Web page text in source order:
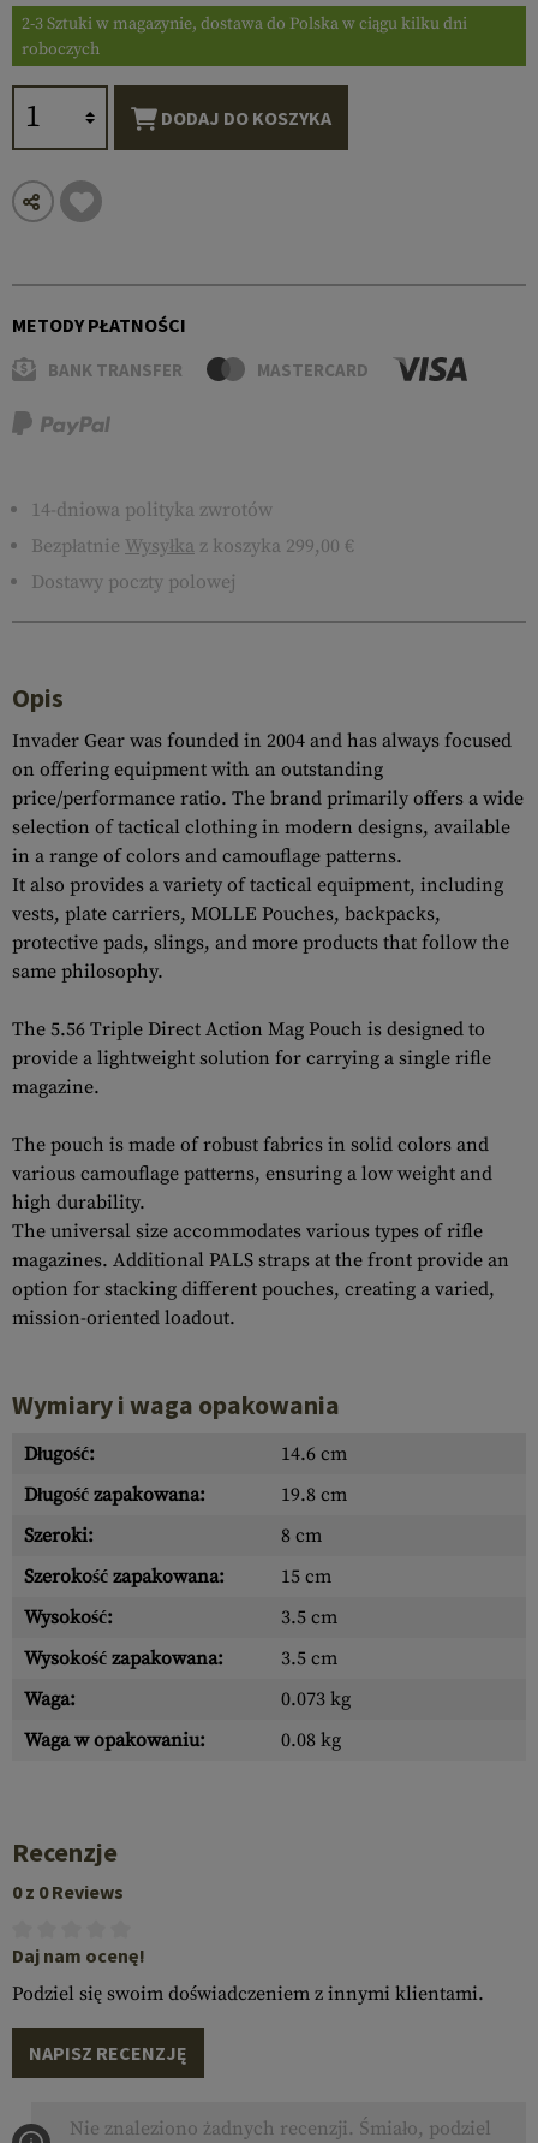
2-3 Sztuki w magazynie, dostawa do Polska w ciągu kilku dni
roboczych
DODAJ DO KOSZYKA
METODY PŁATNOŚCI
BANK TRANSFER MASTERCARD
14-dniowa polityka zwrotów
Bezpłatnie Wysyłka z koszyka 299,00 €
Dostawy poczty polowej
Opis
Invader Gear was founded in 2004 and has always focused
on offering equipment with an outstanding
price/performance ratio. The brand primarily offers a wide
selection of tactical clothing in modern designs, available
in a range of colors and camouflage patterns.
It also provides a variety of tactical equipment, including
vests, plate carriers, MOLLE Pouches, backpacks,
protective pads, slings, and more products that follow the
same philosophy.
The 5.56 Triple Direct Action Mag Pouch is designed to
provide a lightweight solution for carrying a single rifle
magazine.
The pouch is made of robust fabrics in solid colors and
various camouflage patterns, ensuring a low weight and
high durability.
The universal size accommodates various types of rifle
magazines. Additional PALS straps at the front provide an
option for stacking different pouches, creating a varied,
mission-oriented loadout.
Wymiary i waga opakowania
Długość:
14.6 cm
Długość zapakowana:
19.8 cm
Szeroki:
8 cm
Szerokość zapakowana:
15 cm
Wysokość:
3.5 cm
Wysokość zapakowana:
3.5 cm
Waga:
0.073 kg
Waga w opakowaniu:
0.08 kg
Recenzje
0 z 0 Reviews
Daj nam ocenę!
Podziel się swoim doświadczeniem z innymi klientami.
NAPISZ RECENZJĘ
Nie znaleziono żadnych recenzji. Śmiało, podziel